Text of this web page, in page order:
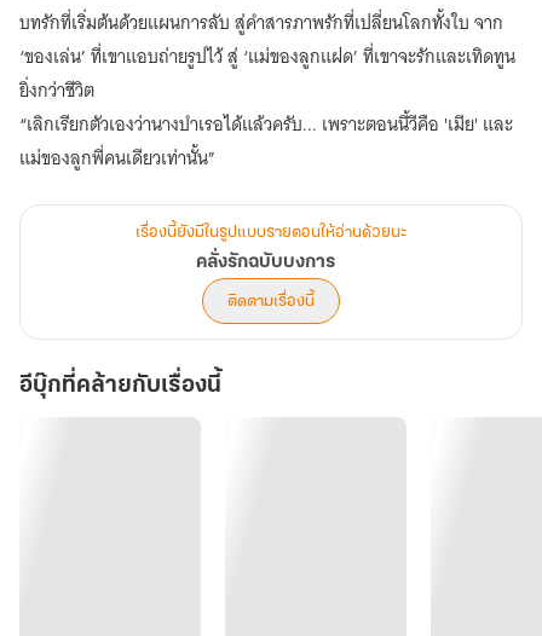
บทรักที่เริ่มต้นด้วยแผนการลับ สู่คำสารภาพรักที่เปลี่ยนโลกทั้งใบ จาก
‘ของเล่น’ ที่เขาแอบถ่ายรูปไว้ สู่ ‘แม่ของลูกแฝด’ ที่เขาจะรักและเทิดทูน
ยิ่งกว่าชีวิต
“เลิกเรียกตัวเองว่านางบำเรอได้แล้วครับ... เพราะตอนนี้วีคือ 'เมีย' และ
แม่ของลูกพี่คนเดียวเท่านั้น”
เรื่องนี้ยังมีในรูปแบบรายตอนให้อ่านด้วยนะ
คลั่งรักฉบับบงการ
ติดตามเรื่องนี้
อีบุ๊กที่คล้ายกับเรื่องนี้